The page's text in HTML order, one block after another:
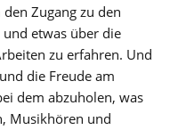
Zugang zu den
etwas über die
zu erfahren. Und
die Freude am
dem abzuholen, was
Musikhören und